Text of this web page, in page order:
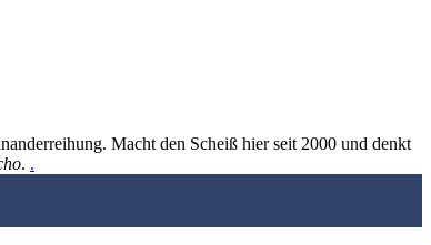
Macht den Scheiß hier seit 2000 und denkt
. .